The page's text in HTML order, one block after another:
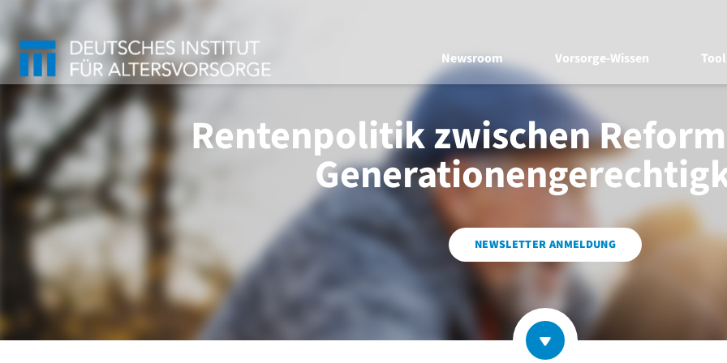
Newsroom Vorsorge-Wissen
Rentenpolitik zwischen
NEWSLETTER ANMELDUNG